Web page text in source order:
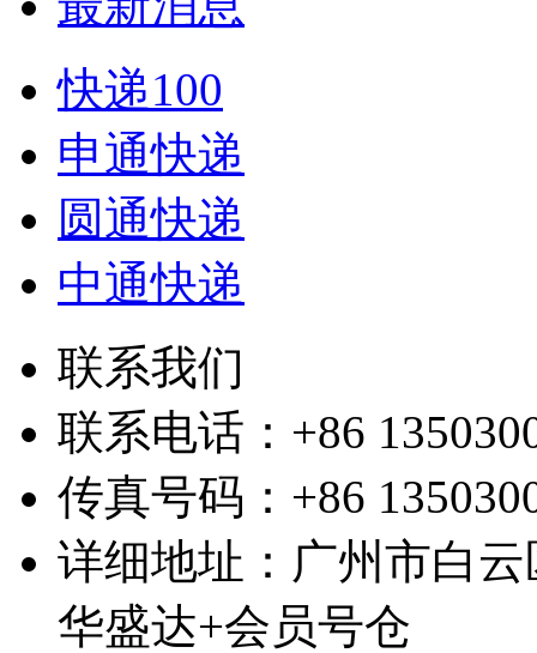
快递100
申通快递
圆通快递
中通快递
联系我们
联系电话：+86
传真号码：+86
详细地址：广州市白
华盛达+会员号仓